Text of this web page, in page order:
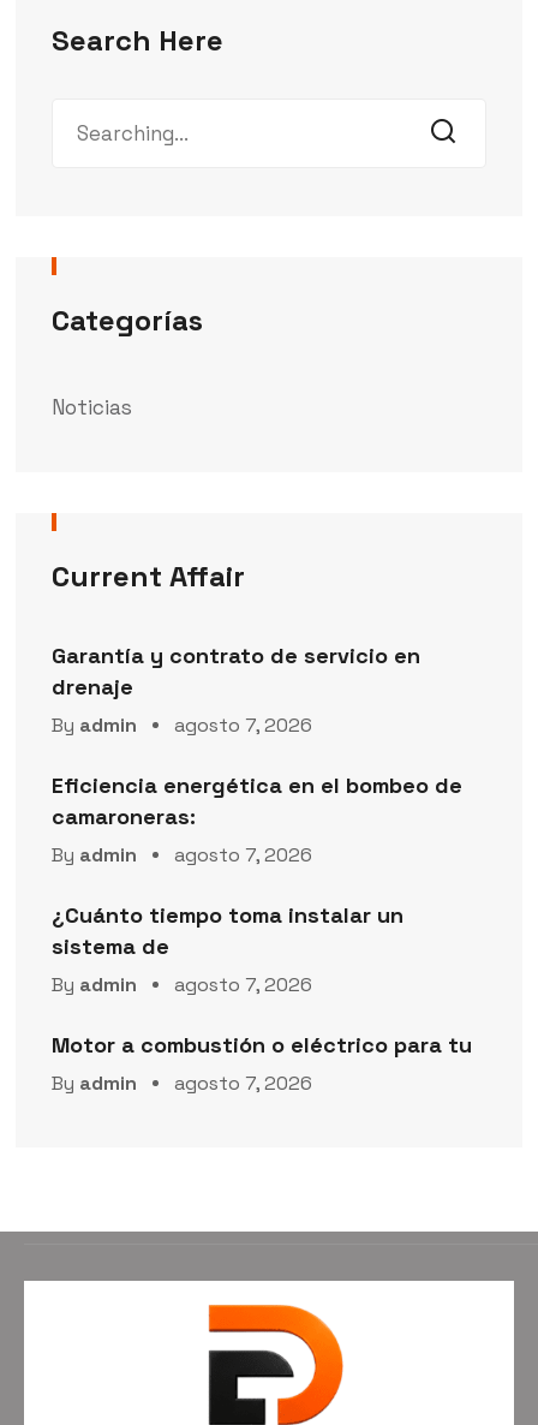
Search Here
Categorías
Noticias
Current Affair
Garantía y contrato de servicio en
drenaje
By admin agosto 7, 2026
Eficiencia energética en el bombeo de
camaroneras:
By admin agosto 7, 2026
¿Cuánto tiempo toma instalar un
sistema de
By admin agosto 7, 2026
Motor a combustión o eléctrico para tu
By admin agosto 7, 2026